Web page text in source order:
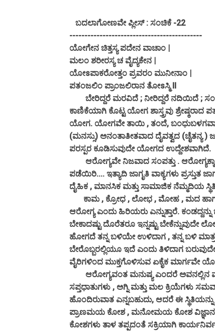
ಬದಲಾಗೋಣವೇ ಪ್ಲೀಸ್ : ಸಂಚಿಕೆ -22
--------------------------------------------
ಯೋಗೇನ ಚಿತ್ತಸ್ಯ ಪದೇನ ವಾಚಾಂ |
ಮಲಂ ಶರೀರಸ್ಯ ಚ ವೈದ್ಯಕೇನ |
ಯೋsಪಾಕರೋತ್ತಂ ಪ್ರವರಂ ಮುನೀನಾಂ |
ಪತಂಜಲಿಂ ಪ್ರಾಂಜಲಿರಾನ ತೋsಸ್ಮಿ II
ಬೇರಿದ್ದರೆ ಮರವಿದೆ ; ನೀರಿದ್ದರೆ ನದಿಯಿದೆ ;
ಕಾಣಿಕೆಯಾಗಿ ಕೊಟ್ಟ ಯೋಗ ಶಾಸ್ತ್ರವು
ಯೋಗ. ಯೋಗವೇ ತಾಯಿ , ತಂದೆ,
(ಮನಸ್ಸು) ಅನಂತಾತೀತವಾದ ದೈವತ್ವದ (ಚೈತನ್ಯ )
ಪರಸ್ಪರ ಕೂಡಿಸುವುದೇ ಯೋಗದ ಉದ್ದೇಶವಾಗಿದೆ.
ಆರೋಗ್ಯವೇ ನಿಜವಾದ ಸಂಪತ್ತು .
ಪಡೆಯಿರಿ.... ಇತ್ಯಾದಿ ಜಾಗೃತಿ ವಾಕ್ಯಗಳು
ದೈಹಿಕ , ಮಾನಸಿಕ ಮತ್ತು ಸಾಮಾಜಿಕ ನೆಮ್ಮದಿಯ
ಕಾಮ , ಕ್ರೋಧ , ಲೋಭ , ಮೋಹ , ಮದ ಹಾಗೂ
ಆರೋಗ್ಯ ಎಂದು ಹಿರಿಯರು ಎನ್ನುತ್ತಾರೆ.
ಬೇಕಾದಷ್ಟು ದೊರೆತರೂ ಇನ್ನಷ್ಟು ಬೇಕೆನ್ನುವುದೇ
ಹೋಗದೆ ತನ್ನ ಬಳಿಯೇ ಉಳಿದಾಗ , ತನ್ನ ಬಳಿ
ಬೇರೊಬ್ಬರಲ್ಲಿಯೂ ಇದೆ ಎಂದು ತಿಳಿದಾಗ
ವೈರಿಗಳಿಂದ ಮುಕ್ತಗೊಳಿಸುವ ಏಕೈಕ ಮಾರ್ಗವೇ
ಆರೋಗ್ಯವಂತ ಮನುಷ್ಯ ಎಂದರೆ ಅವನಲ್ಲಿನ
ಸಪ್ತಧಾತುಗಳು , ಅಗ್ನಿ ಮತ್ತು ಮಲ ಕ್ರಿಯೆಗಳು
ಹೊಂದಿರುವಾತ ಎನ್ನಬಹುದು, ಆದರೆ ಈ
ಪ್ರಾಣಮಯ ಕೋಶ , ಮನೋಮಯ ಕೋಶ
ಕೋಶಗಳು ತಾಳ ತಪ್ಪದಂತೆ ಸಕ್ರಿಯಾಗಿ